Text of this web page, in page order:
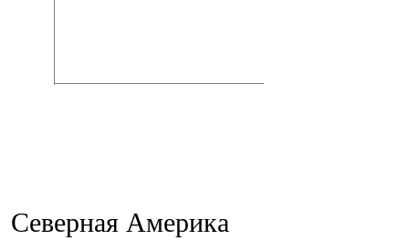
Северная Америка